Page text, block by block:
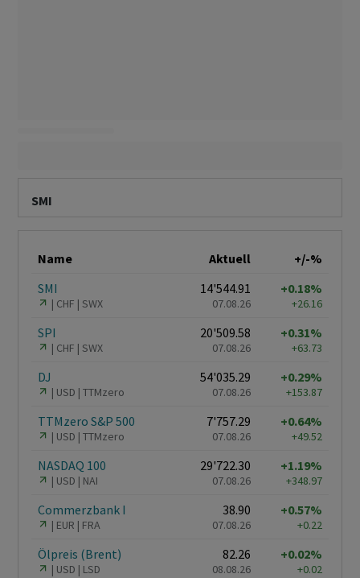
SMI
Name Aktuell
+/-%
SMI
CHF SWX
14'544.91
07.08.26
+0.18%
+26.16
SPI
CHF SWX
20'509.58
07.08.26
+0.31%
+63.73
DJ
USD TTMzero
54'035.29
07.08.26
+0.29%
+153.87
TTMzero S&P 500
USD TTMzero
7'757.29
07.08.26
+0.64%
+49.52
NASDAQ 100
USD NAI
29'722.30
07.08.26
+1.19%
+348.97
Commerzbank I
EUR FRA
38.90
07.08.26
+0.57%
+0.22
Ölpreis (Brent)
USD LSD
82.26
08.08.26
+0.02%
+0.02